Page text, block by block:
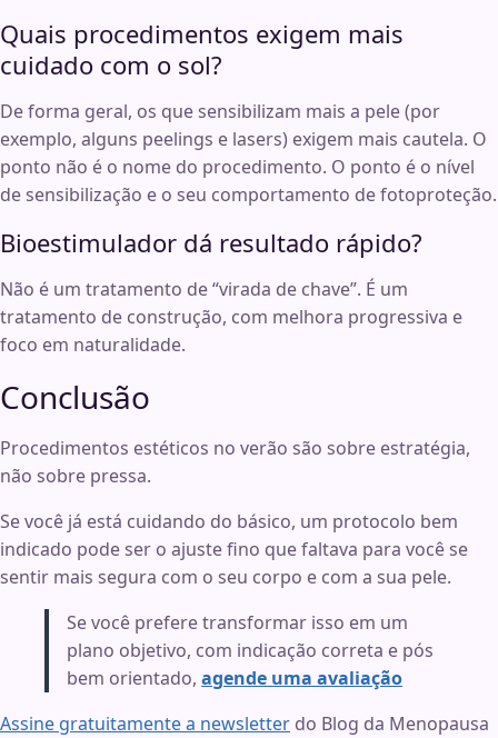
Quais procedimentos exigem mais
cuidado com o sol?
De forma geral, os que sensibilizam mais a pele (por
exemplo, alguns peelings e lasers) exigem mais cautela. O
ponto não é o nome do procedimento. O ponto é o nível
de sensibilização e o seu comportamento de fotoproteção.
Bioestimulador dá resultado rápido?
Não é um tratamento de “virada de chave”. É um
tratamento de construção, com melhora progressiva e
foco em naturalidade.
Conclusão
Procedimentos estéticos no verão são sobre estratégia,
não sobre pressa.
Se você já está cuidando do básico, um protocolo bem
indicado pode ser o ajuste fino que faltava para você se
sentir mais segura com o seu corpo e com a sua pele.
Se você prefere transformar isso em um
plano objetivo, com indicação correta e pós
bem orientado, agende uma avaliação
Assine gratuitamente a newsletter do Blog da Menopausa